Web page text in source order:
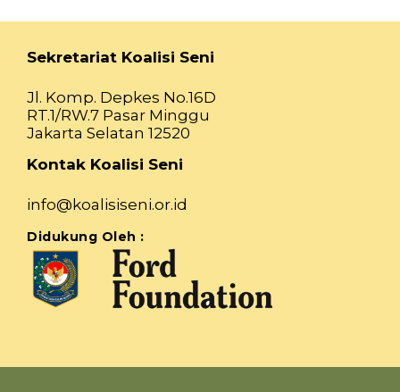
Sekretariat Koalisi Seni
Jl. Komp. Depkes No.16D
RT.1/RW.7 Pasar Minggu
Jakarta Selatan 12520
Kontak Koalisi Seni
info@koalisiseni.or.id
Didukung Oleh :